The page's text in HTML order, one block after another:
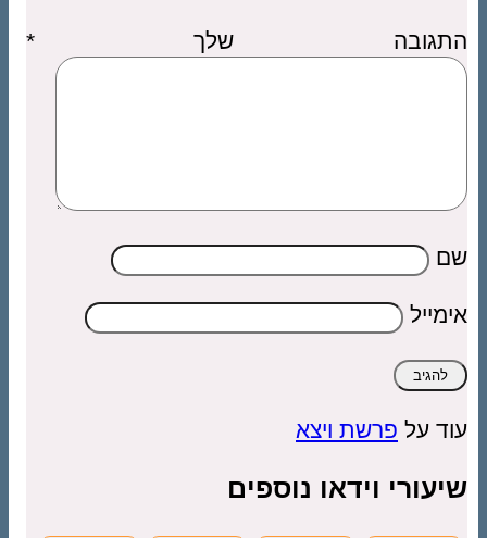
התגובה שלך*
שם
אימייל
עוד על פרשת ויצא
שיעורי וידאו נוספים